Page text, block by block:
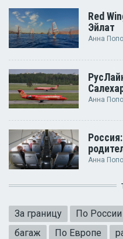
Red
Эйлат
Анна
Анна
Анна
За границу По России
багаж
По Европе